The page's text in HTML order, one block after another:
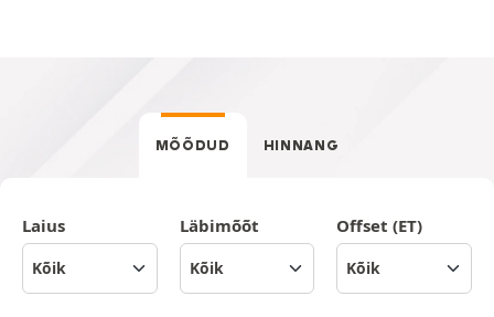
MÕÕDUD HINNANG
Laius Läbimõõt Offset (ET)